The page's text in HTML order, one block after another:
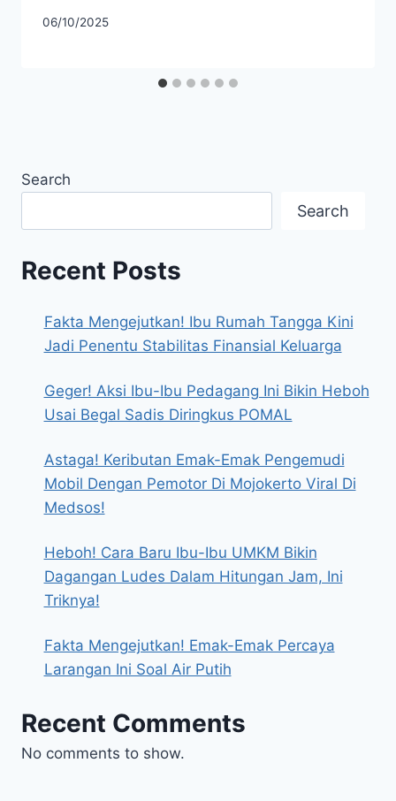
06/10/2025
Search
Search
Recent Posts
Fakta Mengejutkan! Ibu Rumah Tangga Kini
Jadi Penentu Stabilitas Finansial Keluarga
Geger! Aksi Ibu-Ibu Pedagang Ini Bikin Heboh
Usai Begal Sadis Diringkus POMAL
Astaga! Keributan Emak-Emak Pengemudi
Mobil Dengan Pemotor Di Mojokerto Viral Di
Medsos!
Heboh! Cara Baru Ibu-Ibu UMKM Bikin
Dagangan Ludes Dalam Hitungan Jam, Ini
Triknya!
Fakta Mengejutkan! Emak-Emak Percaya
Larangan Ini Soal Air Putih
Recent Comments
No comments to show.